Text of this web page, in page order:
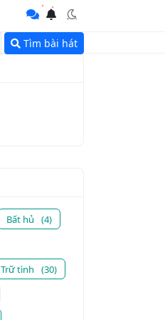
Tìm bài hát
Bất hủ
(4)
Trữ tình
(30)